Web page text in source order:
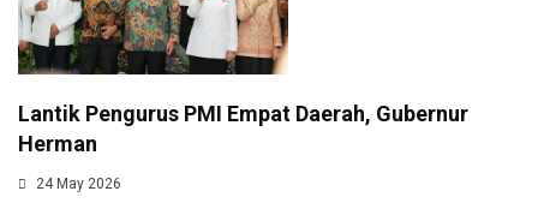
Lantik Pengurus PMI Empat Daerah, Gubernur
Herman
24 May 2026